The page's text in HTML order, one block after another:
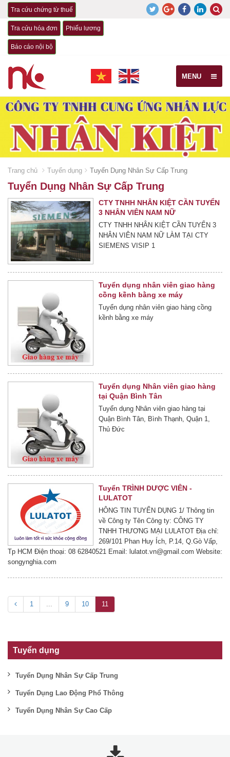
Tra cứu chứng từ thuế
Tra cứu hóa đơn Phiếu lương
Báo cáo nội bộ
MENU
Trang chủ Tuyển dụng Tuyển Dụng Nhân Sự Cấp Trung
Tuyển Dụng Nhân Sự Cấp Trung
CTY TNHH NHÂN KIỆT CẦN TUYỂN
3 NHÂN VIÊN NAM NỮ
CTY TNHH NHÂN KIỆT CẦN TUYỂN 3
NHÂN VIÊN NAM NỮ LÀM TẠI CTY
SIEMENS VISIP 1
Tuyển dụng nhân viên giao hàng
cồng kềnh bằng xe máy
Tuyển dụng nhân viên giao hàng cồng
kềnh bằng xe máy
Tuyển dụng Nhân viên giao hàng
tại Quận Bình Tân
Tuyển dụng Nhân viên giao hàng tại
Quận Bình Tân, Bình Thạnh, Quận 1,
Thủ Đức
Tuyển TRÌNH DƯỢC VIÊN -
LULATOT
HÔNG TIN TUYỂN DỤNG 1/ Thông tin
về Công ty Tên Công ty: CÔNG TY
TNHH THƯƠNG MẠI LULATOT Địa chỉ:
269/101 Phan Huy Ích, P.14, Q.Gò Vấp,
Tp HCM Điện thoại: 08 62840521 Email: lulatot.vn@gmail.com Website:
songynghia.com
1 9 10 11
Tuyển dụng
Tuyển Dụng Nhân Sự Cấp Trung
Tuyển Dụng Lao Động Phổ Thông
Tuyển Dụng Nhân Sự Cao Cấp